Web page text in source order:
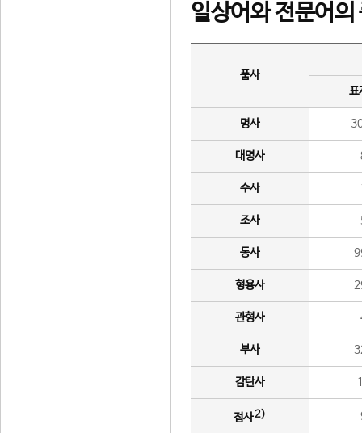
일상어와 전문어의
품사
표
명사
대명사
수사
조사
동사
형용사
관형사
부사
감탄사
접사2)